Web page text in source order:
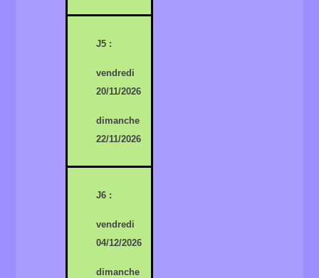
J5 :
vendredi
20/11/2026
dimanche
22/11/2026
J6 :
vendredi
04/12/2026
dimanche